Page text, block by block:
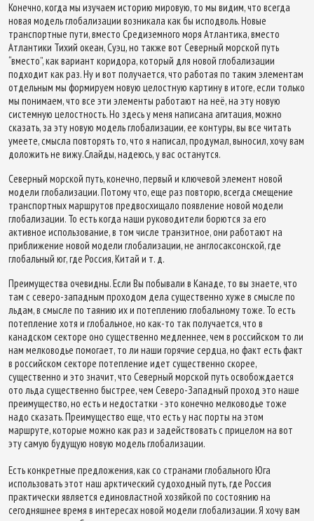
Конечно, когда мы изучаем историю мировую, то мы видим, что всегда
новая модель глобализации возникала как бы исподволь. Новые
транспортные пути, вместо Средиземного моря Атлантика, вместо
Атлантики Тихий океан, Суэц, но также вот Северный морской путь
“вместо”, как вариант коридора, который для новой глобализации
подходит как раз. Ну и вот получается, что работая по таким элементам
отдельным мы формируем новую целостную картину в итоге, если только
мы понимаем, что все эти элементы работают на неё, на эту новую
системную целостность. Но здесь у меня написана агитация, можно
сказать, за эту новую модель глобализации, ее контуры, вы все читать
умеете, смысла повторять то, что я написал, продумал, выносил, хочу вам
доложить не вижу.Слайды, надеюсь, у вас останутся.
Северный морской путь, конечно, первый и ключевой элемент новой
модели глобализации. Потому что, еще раз повторю, всегда смещение
транспортных маршрутов предвосхищало появление новой модели
глобализации. То есть когда наши руководители борются за его
активное использование, в том числе транзитное, они работают на
приближение новой модели глобализации, не англосаксонской, где
глобальный юг, где Россия, Китай и т. д.
Преимущества очевидны. Если Вы побывали в Канаде, то вы знаете, что
там с северо-западным проходом дела существенно хуже в смысле по
льдам, в смысле по таянию их и потеплению глобальному тоже. То есть
потепление хотя и глобальное, но как-то так получается, что в
канадском секторе оно существенно медленнее, чем в российском то ли
нам мелководье помогает, то ли наши горячие сердца, но факт есть факт
в российском секторе потепление идет существенно скорее,
существенно и это значит, что Северный морской путь освобождается
ото льда существенно быстрее, чем Северо-Западный проход это наше
преимущество, но есть и недостатки - это конечно мелководье тоже
надо сказать. Преимущество еще, что есть у нас порты на этом
маршруте, которые можно как раз и задействовать с прицелом на вот
эту самую будущую новую модель глобализации.
Есть конкретные предложения, как со странами глобального Юга
использовать этот наш арктический судоходный путь, где Россия
практически является единовластной хозяйкой по состоянию на
сегодняшнее время в интересах новой модели глобализации. Я хочу вам